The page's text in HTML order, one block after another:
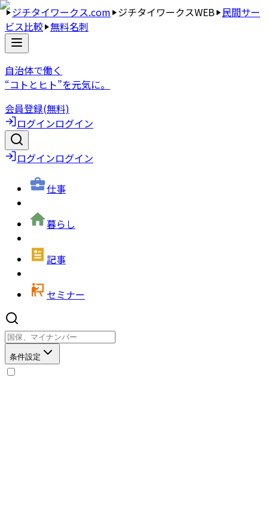
ジチタイワークス.com ジチタイワークスWEB 民間サー
ビス比較 無料名刺
自治体で働く
“コトとヒト”を元気に。
会員登録(無料)
ログインログイン
ログインログイン
仕事
暮らし
記事
セミナー
条件設定